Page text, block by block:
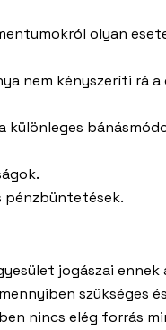
olyan
nem kényszeríti rá
különleges
pénzbüntetések.
jogászai ennek
szükséges
nincs elég forrás